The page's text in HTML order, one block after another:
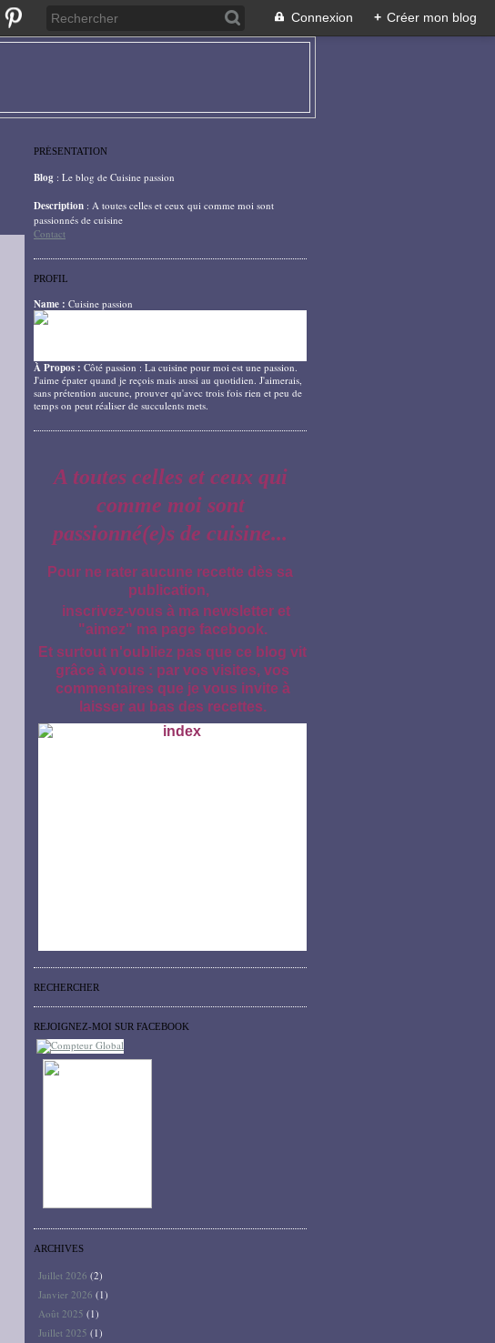
Connexion + Créer mon blog
PRÉSENTATION
Blog : Le blog de Cuisine passion
Description : A toutes celles et ceux qui comme moi sont
passionnés de cuisine
Contact
PROFIL
Name : Cuisine passion
À Propos : Côté passion : La cuisine pour moi est une passion.
J'aime épater quand je reçois mais aussi au quotidien. J'aimerais,
sans prétention aucune, prouver qu'avec trois fois rien et peu de
temps on peut réaliser de succulents mets.
A toutes celles et ceux qui
comme moi sont
passionné(e)s de cuisine...
Pour ne rater aucune recette dès sa
publication,
inscrivez-vous à ma newsletter et
"aimez" ma page facebook.
Et surtout n'oubliez pas que ce blog vit
grâce à vous : par vos visites, vos
commentaires que je vous invite à
laisser au bas des recettes.
RECHERCHER
REJOIGNEZ-MOI SUR FACEBOOK
ARCHIVES
Juillet 2026 (2)
Janvier 2026 (1)
Août 2025 (1)
Juillet 2025 (1)